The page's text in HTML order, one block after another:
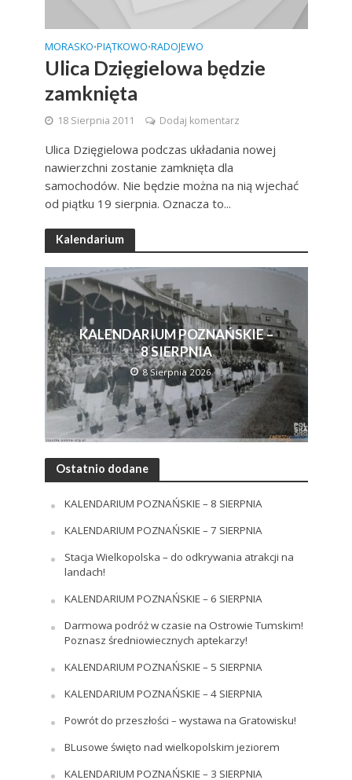
MORASKO•PIĄTKOWO•RADOJEWO
Ulica Dzięgielowa będzie
zamknięta
18 Sierpnia 2011 Dodaj komentarz
Ulica Dzięgielowa podczas układania nowej
nawierzchni zostanie zamknięta dla
samochodów. Nie będzie można na nią wjechać
od piątku 19 sierpnia. Oznacza to...
Kalendarium
KALENDARIUM POZNAŃSKIE –
8 SIERPNIA
8 Sierpnia 2026
Ostatnio dodane
KALENDARIUM POZNAŃSKIE – 8 SIERPNIA
KALENDARIUM POZNAŃSKIE – 7 SIERPNIA
Stacja Wielkopolska – do odkrywania atrakcji na
landach!
KALENDARIUM POZNAŃSKIE – 6 SIERPNIA
Darmowa podróż w czasie na Ostrowie Tumskim!
Poznasz średniowiecznych aptekarzy!
KALENDARIUM POZNAŃSKIE – 5 SIERPNIA
KALENDARIUM POZNAŃSKIE – 4 SIERPNIA
Powrót do przeszłości – wystawa na Gratowisku!
BLusowe święto nad wielkopolskim jeziorem
KALENDARIUM POZNAŃSKIE – 3 SIERPNIA